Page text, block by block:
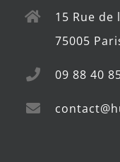
15 Rue de
75005
09 88 40